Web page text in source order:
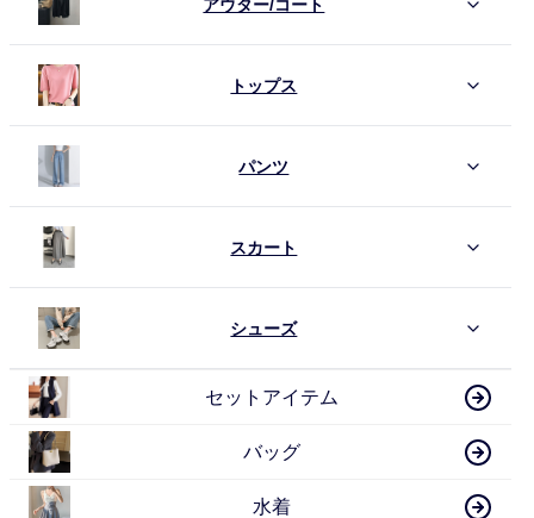
アウター/コート
トップス
パンツ
スカート
シューズ
セットアイテム
バッグ
水着